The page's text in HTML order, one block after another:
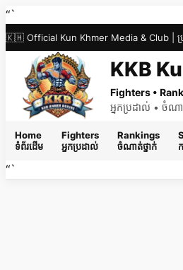
Skip
to
content
“`
🇰🇭 Official Kun Khmer Media & Club | ប្រព័ន្ធ
KKB
Fighters •
អ្នកប្រដាល់ • ចំណ
Home
ទំព័រដើម
Fighters
អ្នកប្រដាល់
Rankings
ចំណាត់ថ្នាក់
“`